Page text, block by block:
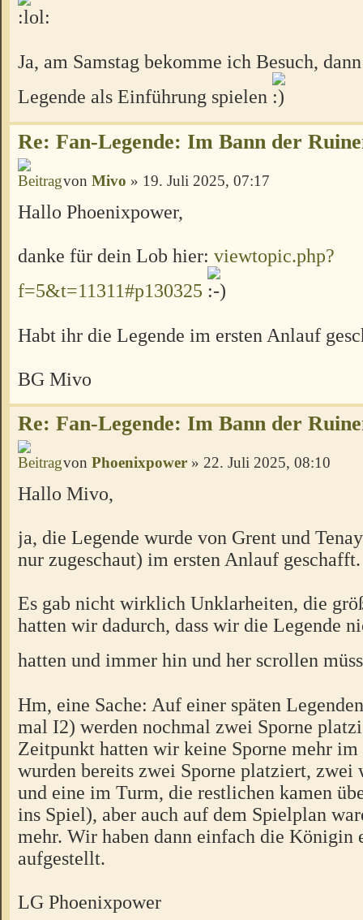
Ja, am Samstag bekomme ich Besuch,
Legende als Einführung spielen
Re: Fan-Legende: Im Bann der
von Mivo » 19. Juli 2025, 07:17
Hallo Phoenixpower,
danke für dein Lob hier: viewtopic.php?
f=5&t=11311#p130325
Habt ihr die Legende im ersten Anlauf
BG Mivo
Re: Fan-Legende: Im Bann der
von Phoenixpower » 22. Juli 2025, 08:10
Hallo Mivo,
ja, die Legende wurde von Grent und
nur zugeschaut) im ersten Anlauf geschafft.
Es gab nicht wirklich Unklarheiten, die
hatten wir dadurch, dass wir die Legende
hatten und immer hin und her scrollen
Hm, eine Sache: Auf einer späten
mal I2) werden nochmal zwei Sporne
Zeitpunkt hatten wir keine Sporne mehr
wurden bereits zwei Sporne platziert, zwei
und eine im Turm, die restlichen kamen
ins Spiel), aber auch auf dem Spielplan
mehr. Wir haben dann einfach die Königin
aufgestellt.
LG Phoenixpower